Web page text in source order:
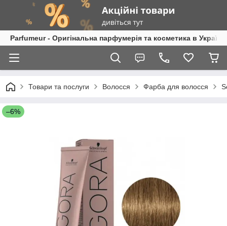
Parfumeur - Оригінальна парфумерія та косметика в Україні
Товари та послуги Волосся Фарба для волосся
–6%